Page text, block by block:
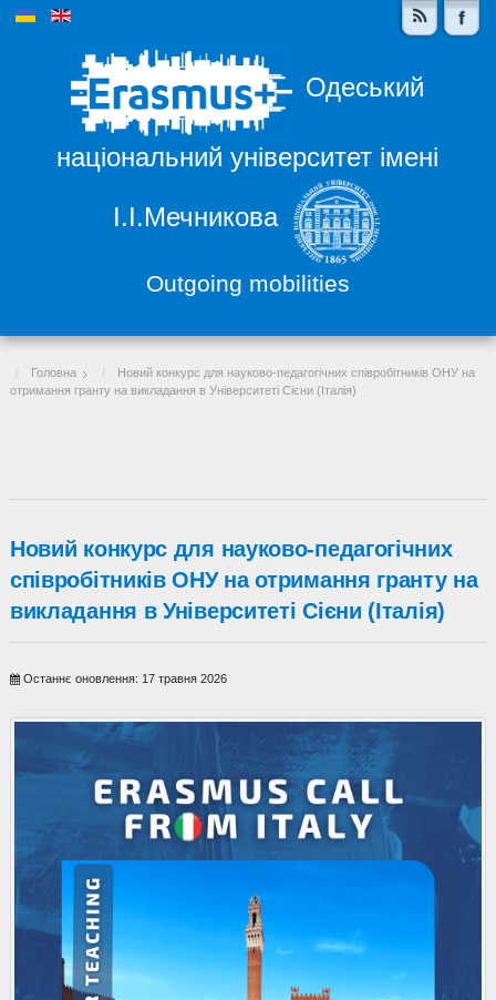
Одеський
національний університет імені
І.І.Мечникова
Outgoing mobilities
Головна
Новий конкурс для науково-педагогічних співробітників ОНУ на
отримання гранту на викладання в Університеті Сієни (Італія)
Новий конкурс для науково-педагогічних
співробітників ОНУ на отримання гранту на
викладання в Університеті Сієни (Італія)
Останнє оновлення: 17 травня 2026